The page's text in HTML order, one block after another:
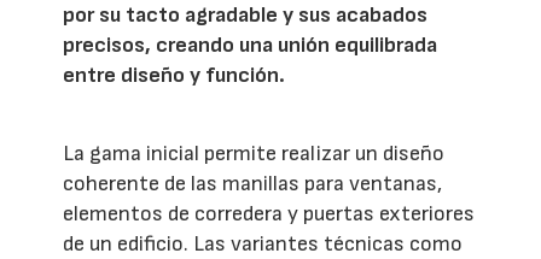
por su tacto agradable y sus acabados
precisos, creando una unión equilibrada
entre diseño y función.
La gama inicial permite realizar un diseño
coherente de las manillas para ventanas,
elementos de corredera y puertas exteriores
de un edificio. Las variantes técnicas como